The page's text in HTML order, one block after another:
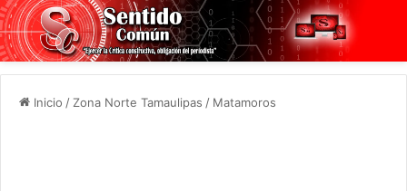
Inicio / Zona Norte Tamaulipas / Matamoros